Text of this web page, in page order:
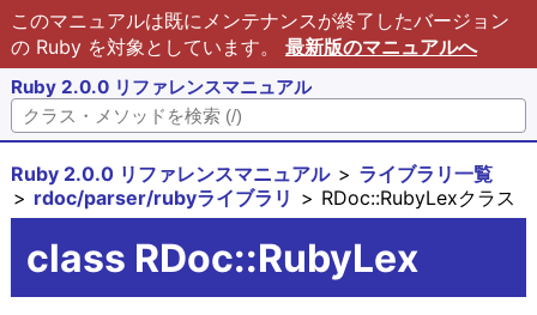
このマニュアルは既にメンテナンスが終了したバージョン
の Ruby を対象としています。 最新版のマニュアルへ
Ruby 2.0.0 リファレンスマニュアル
Ruby 2.0.0 リファレンスマニュアル
ライブラリ一覧
rdoc/parser/rubyライブラリ
RDoc::RubyLexクラス
class RDoc::RubyLex